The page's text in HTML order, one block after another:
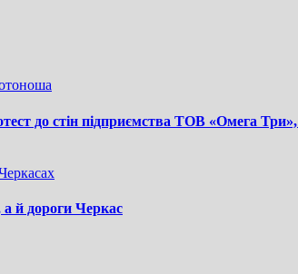
до стін підприємства ТОВ «Омега
а й дороги Черкас